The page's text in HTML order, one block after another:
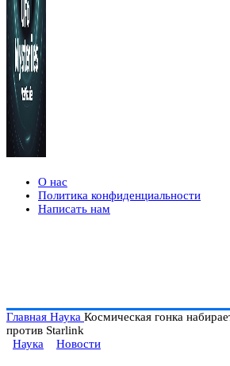
О нас
Политика конфиденциальности
Написать нам
Главная Наука Космическая гонка
против Starlink
Наука
Новости